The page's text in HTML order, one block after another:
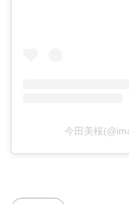
今田美桜